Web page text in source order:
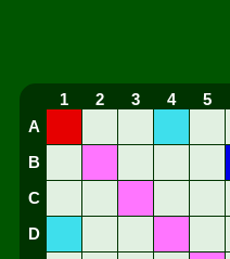
1 2 3 4 5
A
B
C
D